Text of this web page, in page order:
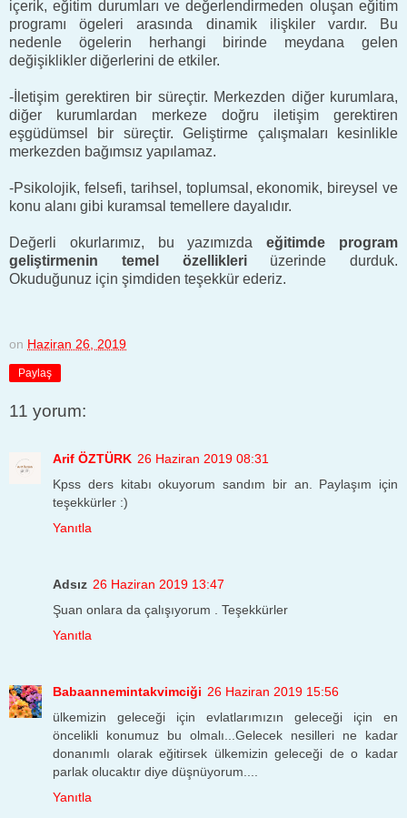
içerik, eğitim durumları ve değerlendirmeden oluşan eğitim
programı ögeleri arasında dinamik ilişkiler vardır. Bu
nedenle ögelerin herhangi birinde meydana gelen
değişiklikler diğerlerini de etkiler.
-İletişim gerektiren bir süreçtir. Merkezden diğer kurumlara,
diğer kurumlardan merkeze doğru iletişim gerektiren
eşgüdümsel bir süreçtir. Geliştirme çalışmaları kesinlikle
merkezden bağımsız yapılamaz.
-Psikolojik, felsefi, tarihsel, toplumsal, ekonomik, bireysel ve
konu alanı gibi kuramsal temellere dayalıdır.
Değerli okurlarımız, bu yazımızdaeğitimde program
geliştirmenin temel özellikleriüzerinde durduk.
Okuduğunuz için şimdiden teşekkür ederiz.
on Haziran 26, 2019
Paylaş
11 yorum:
Arif ÖZTÜRK 26 Haziran 2019 08:31
Kpss ders kitabı okuyorum sandım bir an. Paylaşım için
teşekkürler :)
Yanıtla
Adsız 26 Haziran 2019 13:47
Şuan onlara da çalışıyorum . Teşekkürler
Yanıtla
Babaannemintakvimciği 26 Haziran 2019 15:56
ülkemizin geleceği için evlatlarımızın geleceği için en
öncelikli konumuz bu olmalı...Gelecek nesilleri ne kadar
donanımlı olarak eğitirsek ülkemizin geleceği de o kadar
parlak olucaktır diye düşnüyorum....
Yanıtla